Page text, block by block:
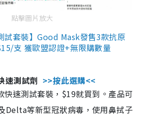
點擊圖片放大
試套裝】Good Mask發售3款抗原
支 獲歐盟認證+無限購數量
速測試劑 >>按此選購<<
快速測試套裝，$19就買到。產品可
Delta等新型冠狀病毒，使用鼻拭子